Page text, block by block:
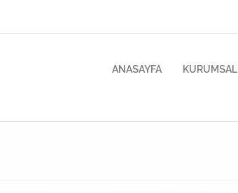
ANASAYFA(current)KURUMSAL